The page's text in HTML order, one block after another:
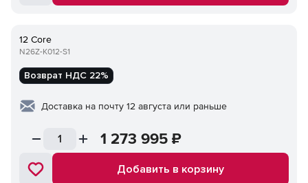
12 Core
N26Z-K012-S1
Возврат НДС 22%
Доставка на почту 12 августа или раньше
1 273 995 ₽
Добавить в корзину